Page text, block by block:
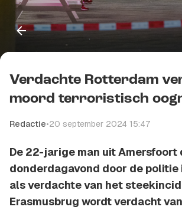
Verdachte Rotterdam
moord terroristisch
Redactie•20 september 2024 15:47
De 22-jarige man uit Amersfoort
donderdagavond door de
als verdachte van het
Erasmusbrug wordt verdacht